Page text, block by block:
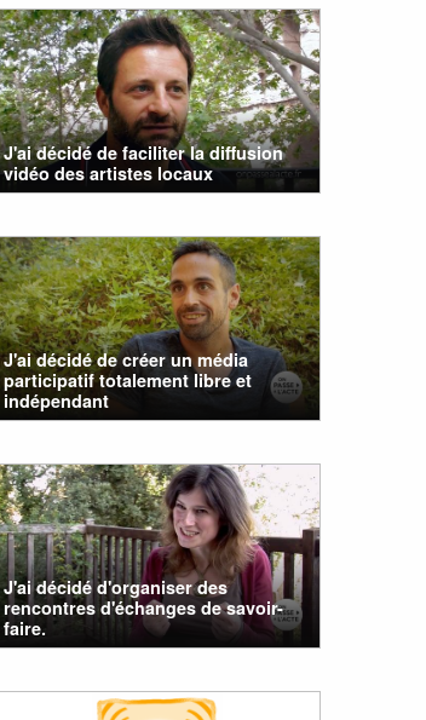
J'ai décidé de faciliter la diffusion
vidéo des artistes locaux
J'ai décidé de créer un média
participatif totalement libre et
indépendant
J'ai décidé d'organiser des
rencontres d'échanges de savoir-
faire.